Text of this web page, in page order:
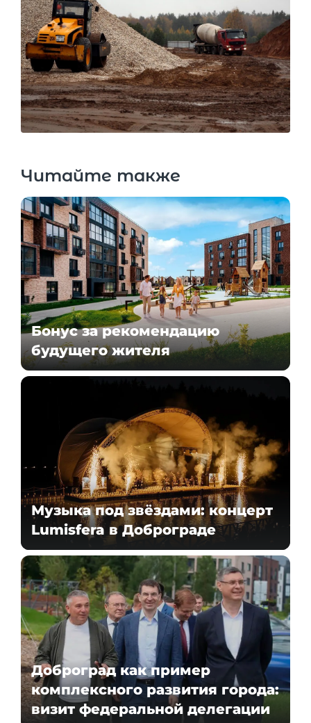
Читайте также
Бонус за рекомендацию
будущего жителя
Музыка под звёздами: концерт
Lumisfera в Доброграде
Доброград как пример
комплексного развития города:
визит федеральной делегации